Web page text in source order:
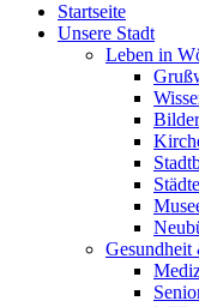
Startseite
Unsere Stadt
Leben in
Gesundheit